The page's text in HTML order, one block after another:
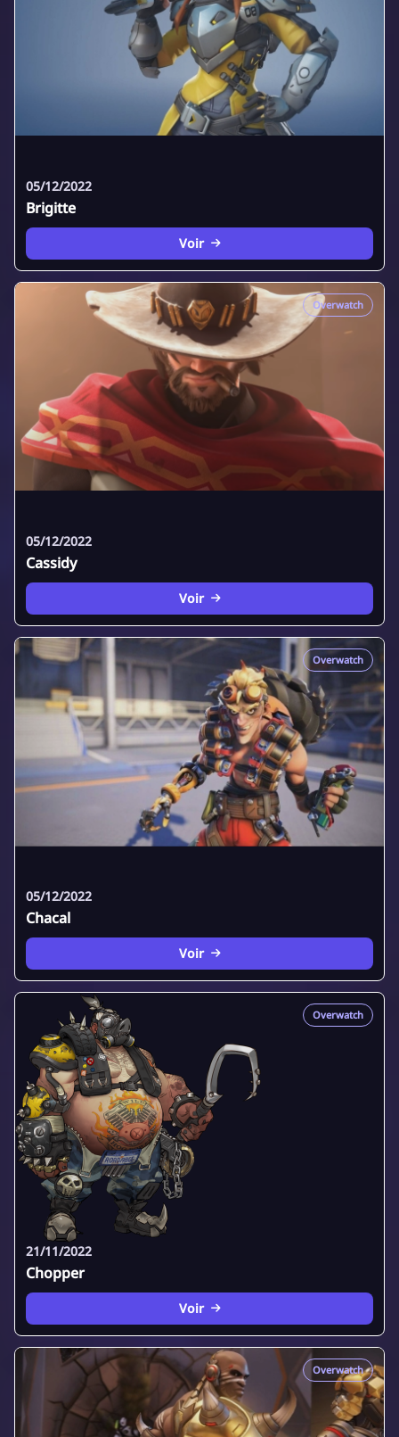
05/12/2022
Brigitte
Voir
Overwatch
05/12/2022
Cassidy
Voir
Overwatch
05/12/2022
Chacal
Voir
Overwatch
21/11/2022
Chopper
Voir
Overwatch